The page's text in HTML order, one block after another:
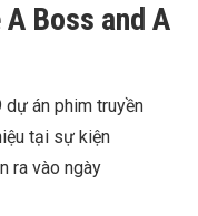
Boss and A
án phim truyền
tại sự kiện
ra vào ngày